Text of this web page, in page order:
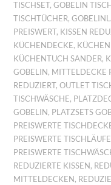
TISCHSET,GOBELIN
TISCHTÜCHER,
PREISWERT, KISSEN
KÜCHENDECKE,
KÜCHENTUCH SANDER,
GOBELIN , MITTELDECKE
REDUZIERT,OUTLET
TISCHWÄSCHE,
GOBELIN , PLATZSETS
PREISWERTE
PREISWERTE
PREISWERTE
REDUZIERTE KISSEN ,
MITTELDECKEN ,